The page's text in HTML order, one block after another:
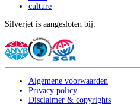
culture
Silverjet is aangesloten bij:
Algemene voorwaarden
Privacy policy
Disclaimer & copyrights